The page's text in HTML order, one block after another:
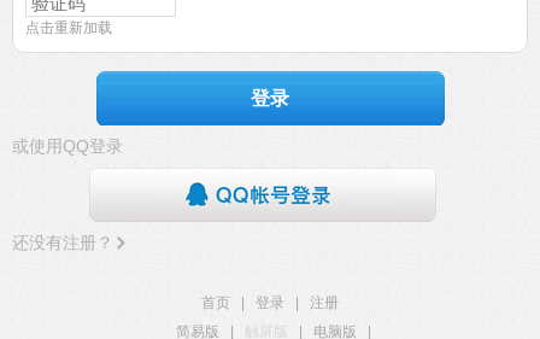
点击重新加载
登录
或使用QQ登录
还没有注册？
首页 登录
注册
简易版
触屏版 电脑版